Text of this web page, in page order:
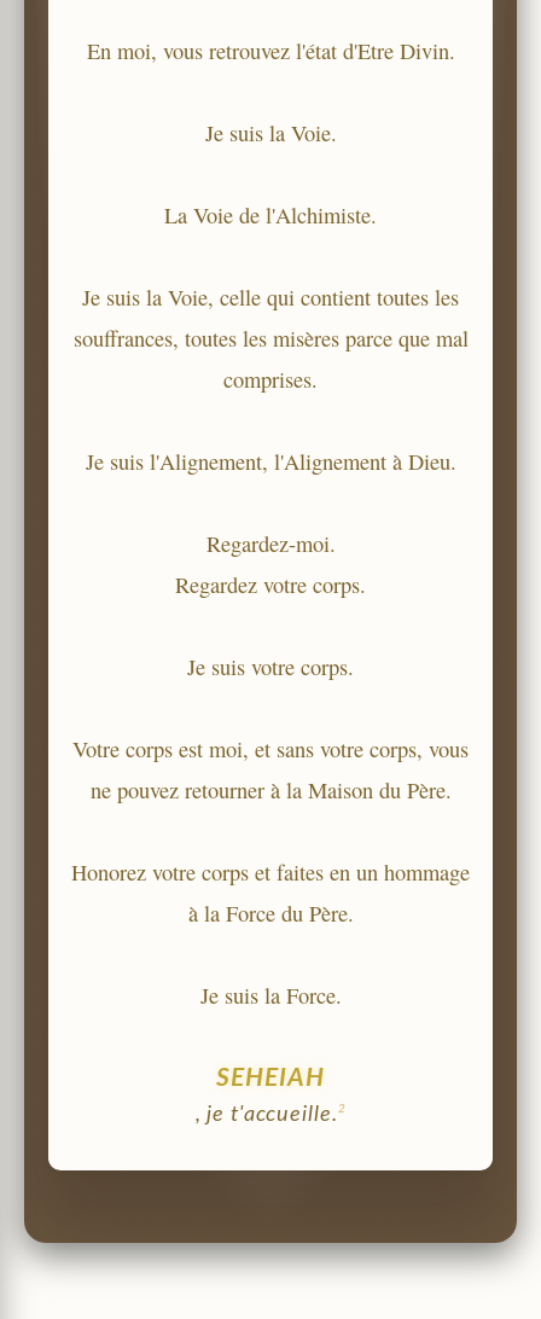
En moi, vous retrouvez l'état d'Etre Divin.
Je suis la Voie.
La Voie de l'Alchimiste.
Je suis la Voie, celle qui contient toutes les
souffrances, toutes les misères parce que mal
comprises.
Je suis l'Alignement, l'Alignement à Dieu.
Regardez-moi.
Regardez votre corps.
Je suis votre corps.
Votre corps est moi, et sans votre corps, vous
ne pouvez retourner à la Maison du Père.
Honorez votre corps et faites en un hommage
à la Force du Père.
Je suis la Force.
SEHEIAH
, je t'accueille. 2